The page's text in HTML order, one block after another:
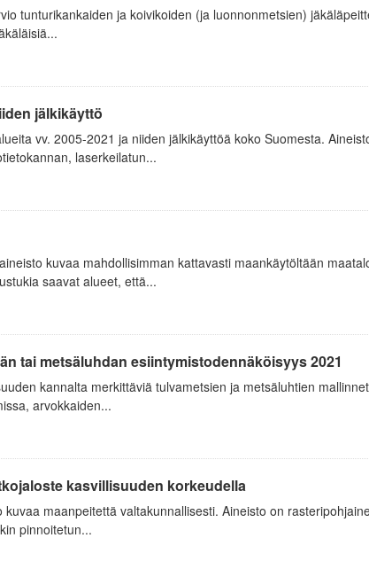
tunturikankaiden ja koivikoiden (ja luonnonmetsien)
jälkikäyttö
vv. 2005-2021 ja niiden jälkikäyttöä koko Suomesta.
laserkeilatun...
kuvaa mahdollisimman kattavasti maankäytöltään
saavat alueet, että...
tai metsäluhdan esiintymistodennäköisyys 2021
kannalta merkittäviä tulvametsien ja metsäluhtien
arvokkaiden...
kasvillisuuden korkeudella
maanpeitettä valtakunnallisesti. Aineisto on
pinnoitetun...